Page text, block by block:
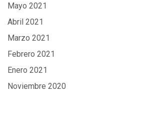
Mayo 2021
Abril 2021
Marzo 2021
Febrero 2021
Enero 2021
Noviembre 2020